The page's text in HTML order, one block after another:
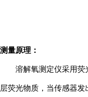
测量原理：
溶解氧测定仪采用荧
层荧光物质，当传感器